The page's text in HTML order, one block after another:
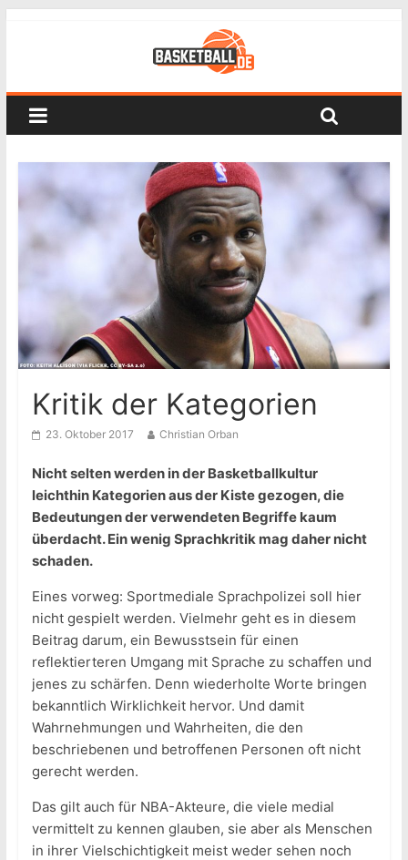
Kritik der Kategorien
23. Oktober 2017 Christian Orban
Nicht selten werden in der Basketballkultur
leichthin Kategorien aus der Kiste gezogen, die
Bedeutungen der verwendeten Begriffe kaum
überdacht. Ein wenig Sprachkritik mag daher nicht
schaden.
Eines vorweg: Sportmediale Sprachpolizei soll hier
nicht gespielt werden. Vielmehr geht es in diesem
Beitrag darum, ein Bewusstsein für einen
reflektierteren Umgang mit Sprache zu schaffen und
jenes zu schärfen. Denn wiederholte Worte bringen
bekanntlich Wirklichkeit hervor. Und damit
Wahrnehmungen und Wahrheiten, die den
beschriebenen und betroffenen Personen oft nicht
gerecht werden.
Das gilt auch für NBA-Akteure, die viele medial
vermittelt zu kennen glauben, sie aber als Menschen
in ihrer Vielschichtigkeit meist weder sehen noch